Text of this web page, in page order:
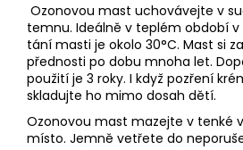
Ozonovou mast uchovávejte v
temnu. Ideálně v teplém období v
tání masti je okolo 30°C. Mast si
přednosti po dobu mnoha let.
použití je 3 roky. I když pozření
skladujte ho mimo dosah dětí.
Ozonovou mast mazejte v tenké
místo. Jemně vetřete do